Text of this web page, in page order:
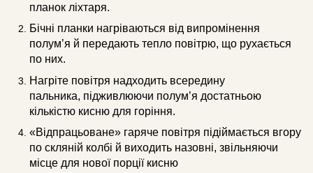
планок ліхтаря.
Бічні планки нагріваються від випромінення
полум’я й передають тепло повітрю, що рухається
по них.
Нагріте повітря надходить всередину
пальника, підживлюючи полум’я достатньою
кількістю кисню для горіння.
«Відпрацьоване» гаряче повітря підіймається вгору
по скляній колбі й виходить назовні, звільняючи
місце для нової порції кисню